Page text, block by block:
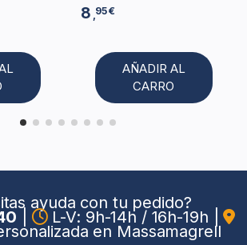
8 ,95 €
AÑADIR AL
CARRO
ayuda con tu pedido?
L-V: 9h-14h / 16h-19h
en Massamagrell